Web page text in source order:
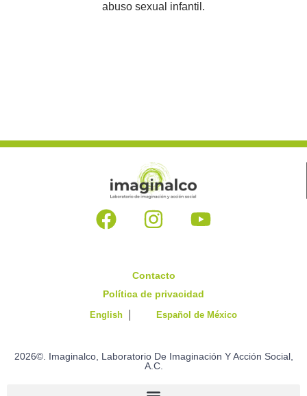
abuso sexual infantil.
Contacto
Política de privacidad
English Español de México
2026©. Imaginalco, Laboratorio De Imaginación Y Acción Social,
A.C.